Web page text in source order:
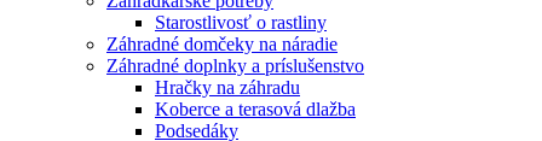
Starostlivosť o rastliny
Záhradné domčeky na náradie
Záhradné doplnky a príslušenstvo
Hračky na záhradu
Koberce a terasová dlažba
Podsedáky